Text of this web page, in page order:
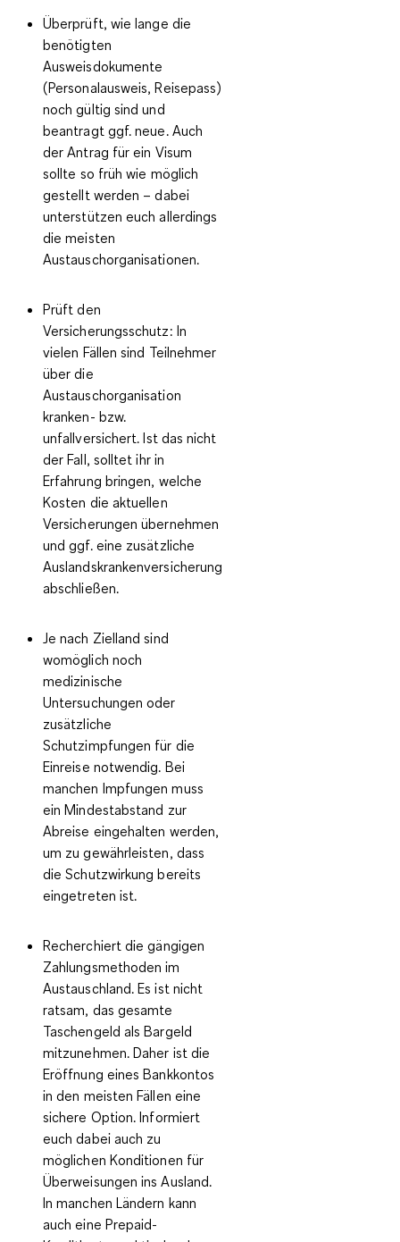
Überprüft, wie lange die
benötigten
Ausweisdokumente
(Personalausweis, Reisepass)
noch gültig sind und
beantragt ggf. neue. Auch
der Antrag für ein Visum
sollte so früh wie möglich
gestellt werden – dabei
unterstützen euch allerdings
die meisten
Austauschorganisationen.
Prüft den
Versicherungsschutz: In
vielen Fällen sind Teilnehmer
über die
Austauschorganisation
kranken- bzw.
unfallversichert. Ist das nicht
der Fall, solltet ihr in
Erfahrung bringen, welche
Kosten die aktuellen
Versicherungen übernehmen
und ggf. eine zusätzliche
Auslandskrankenversicherung
abschließen.
Je nach Zielland sind
womöglich noch
medizinische
Untersuchungen oder
zusätzliche
Schutzimpfungen für die
Einreise notwendig. Bei
manchen Impfungen muss
ein Mindestabstand zur
Abreise eingehalten werden,
um zu gewährleisten, dass
die Schutzwirkung bereits
eingetreten ist.
Recherchiert die gängigen
Zahlungsmethoden im
Austauschland. Es ist nicht
ratsam, das gesamte
Taschengeld als Bargeld
mitzunehmen. Daher ist die
Eröffnung eines Bankkontos
in den meisten Fällen eine
sichere Option. Informiert
euch dabei auch zu
möglichen Konditionen für
Überweisungen ins Ausland.
In manchen Ländern kann
auch eine Prepaid-